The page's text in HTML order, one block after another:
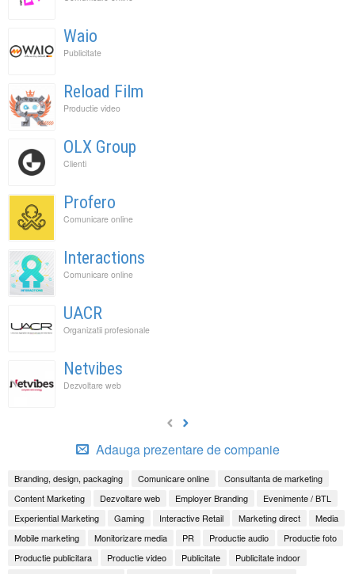
Waio
Publicitate
Reload Film
Productie video
OLX Group
Clienti
Profero
Comunicare online
Interactions
Comunicare online
UACR
Organizatii profesionale
Netvibes
Dezvoltare web
Adauga prezentare de companie
Branding, design, packaging Comunicare online
Consultanta de marketing
Content Marketing
Dezvoltare web Employer Branding
Evenimente / BTL
Experiential Marketing
Gaming Interactive Retail Marketing direct
Media
Mobile marketing
Monitorizare media PR Productie audio
Productie foto
Productie publicitara
Productie video Publicitate
Publicitate indoor